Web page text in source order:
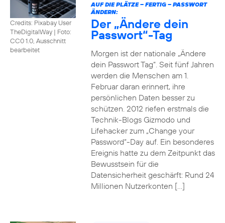
Credits: Pixabay User
TheDigitalWay | Foto:
CC0 1.0, Ausschnitt
bearbeitet
AUF DIE PLÄTZE – FERTIG – PASSWORT
ÄNDERN:
Der „Ändere dein
Passwort“-Tag
Morgen ist der nationale „Ändere
dein Passwort Tag“. Seit fünf Jahren
werden die Menschen am 1.
Februar daran erinnert, ihre
persönlichen Daten besser zu
schützen. 2012 riefen erstmals die
Technik-Blogs Gizmodo und
Lifehacker zum „Change your
Password“-Day auf. Ein besonderes
Ereignis hatte zu dem Zeitpunkt das
Bewusstsein für die
Datensicherheit geschärft: Rund 24
Millionen Nutzerkonten […]